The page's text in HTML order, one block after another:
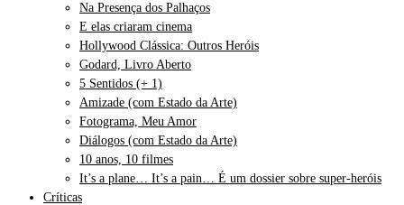
Na Presença dos Palhaços
E elas criaram cinema
Hollywood Clássica: Outros Heróis
Godard, Livro Aberto
5 Sentidos (+ 1)
Amizade (com Estado da Arte)
Fotograma, Meu Amor
Diálogos (com Estado da Arte)
10 anos, 10 filmes
It’s a plane… It’s a pain… É um dossier sobre super-heróis
Críticas